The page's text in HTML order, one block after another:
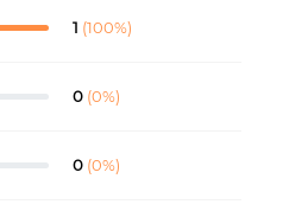
1 (100%)
0 (0%)
0 (0%)